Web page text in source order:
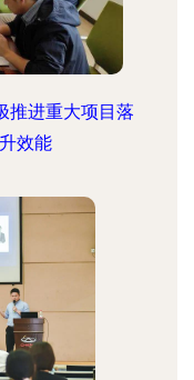
推进重大项目落
效能